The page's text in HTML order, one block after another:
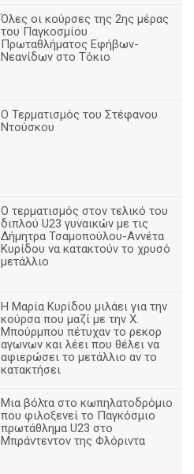
Όλες οι κούρσες της 2ης μέρας
του Παγκοσμίου
Πρωταθλήματος Εφήβων-
Νεανίδων στο Τόκιο
Ο Τερματισμός του Στέφανου
Ντούσκου
Ο τερματισμός στον τελικό του
διπλού U23 γυναικών με τις
Δήμητρα Τσαμοπούλου-Αννέτα
Κυρίδου να κατακτούν το χρυσό
μετάλλιο
Η Μαρία Κυρίδου μιλάει για την
κούρσα που μαζί με την Χ.
Μπούρμπου πέτυχαν το ρεκορ
αγωνων και λέει που θέλει να
αφιερώσει το μετάλλιο αν το
κατακτήσει
Μια βόλτα στο κωπηλατοδρόμιο
που φιλοξενεί το Παγκόσμιο
πρωτάθλημα U23 στο
Μπράντεντον της Φλόριντα